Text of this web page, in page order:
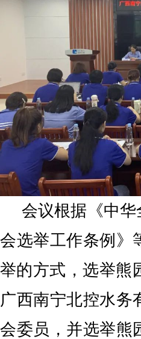
会议根据《中
会选举工作条例》
举的方式，选举熊
广西南宁北控水务
会委员，并选举熊